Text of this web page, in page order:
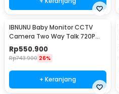
IBNUNU Baby Monitor CCTV
Camera Two Way Talk 720P
2000 mAh - ABM600
Rp550.900
Rp743.900 26%
+ Keranjang